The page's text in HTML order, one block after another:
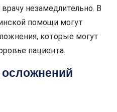
незамедлительно. В
помощи могут
которые могут
пациента.